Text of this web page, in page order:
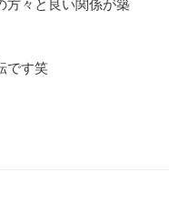
方々と良い関係が築
です笑